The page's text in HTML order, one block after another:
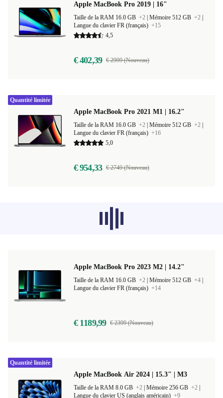
Apple MacBook Pro 2019 | 16"
Taille de la RAM 16.0 GB +2 Mémoire 512 GB +2
Langue du clavier FR (français) +15
4,5
€ 402,39 € 2999 (Nouveau)
Apple MacBook Pro 2021 M1 | 16.2"
Taille de la RAM 16.0 GB +2 Mémoire 512 GB +2
Langue du clavier FR (français) +16
5,0
€ 954,33 € 2749 (Nouveau)
Quantité limitée
Les produits recommandés dans d'autres
catégories ne se chargent pas pour le
Apple MacBook Pro 2023 M2 | 14.2"
Apple MacBook Air 2024 | 15.3" | M3
Quantité limitée